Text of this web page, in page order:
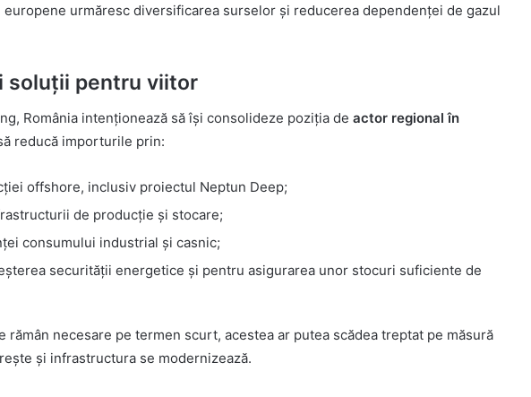
urmăresc diversificarea surselor și reducerea dependenței de gazul
soluții pentru viitor
România intenționează să își consolideze poziția de actor regional în
reducă importurile prin:
offshore, inclusiv proiectul Neptun Deep;
de producție și stocare;
consumului industrial și casnic;
securității energetice și pentru asigurarea unor stocuri suficiente de
necesare pe termen scurt, acestea ar putea scădea treptat pe măsură
și infrastructura se modernizează.